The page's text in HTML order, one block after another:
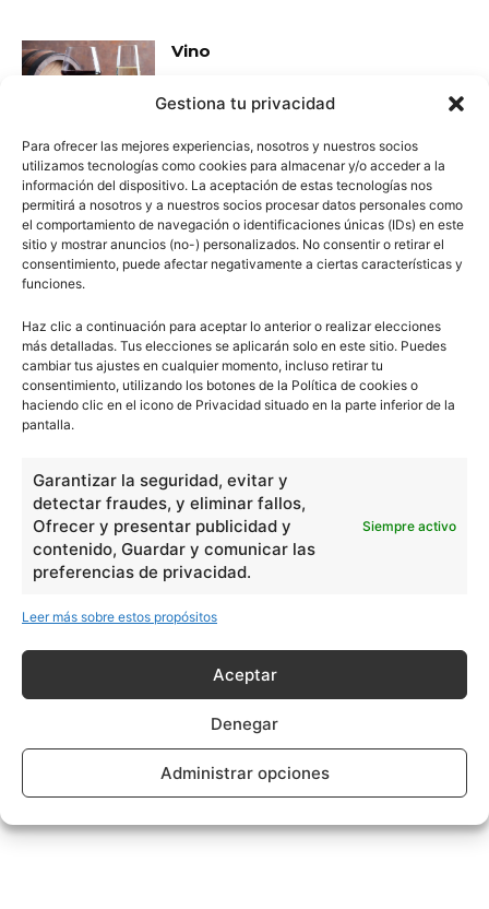
Gestiona tu privacidad
Para ofrecer las mejores experiencias, nosotros y nuestros socios
utilizamos tecnologías como cookies para almacenar y/o acceder a la
información del dispositivo. La aceptación de estas tecnologías nos
permitirá a nosotros y a nuestros socios procesar datos personales como
el comportamiento de navegación o identificaciones únicas (IDs) en este
sitio y mostrar anuncios (no-) personalizados. No consentir o retirar el
consentimiento, puede afectar negativamente a ciertas características y
funciones.
Haz clic a continuación para aceptar lo anterior o realizar elecciones
más detalladas. Tus elecciones se aplicarán solo en este sitio. Puedes
cambiar tus ajustes en cualquier momento, incluso retirar tu
consentimiento, utilizando los botones de la Política de cookies o
haciendo clic en el icono de Privacidad situado en la parte inferior de la
pantalla.
Garantizar la seguridad, evitar y
detectar fraudes, y eliminar fallos,
Ofrecer y presentar publicidad y
contenido, Guardar y comunicar las
preferencias de privacidad.
Siempre activo
Leer más sobre estos propósitos
Aceptar
Denegar
Administrar opciones
Vino
Qué son las vitaminas
(Resumen)
Historia de Ucrania
- Publicidad -